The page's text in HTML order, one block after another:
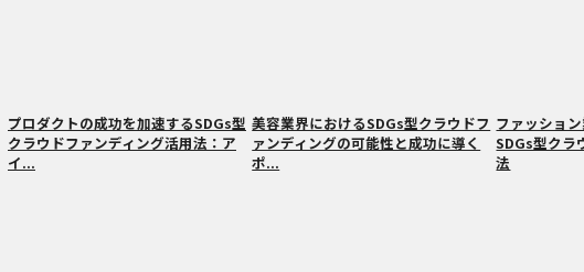
プロダクトの成功を加速するSDGs型
クラウドファンディング活用法：ア
イ...
美容業界におけるSDGs型クラウドフ
ァンディングの可能性と成功に導く
ポ...
ファッショ
SDGs型クラ
法